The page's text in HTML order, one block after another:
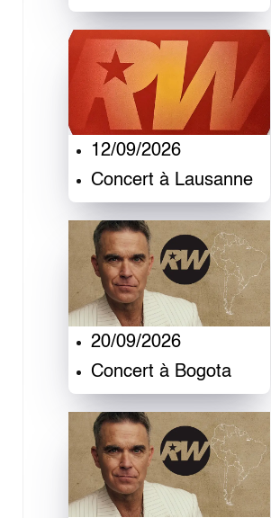
12/09/2026
Concert à Lausanne
20/09/2026
Concert à Bogota